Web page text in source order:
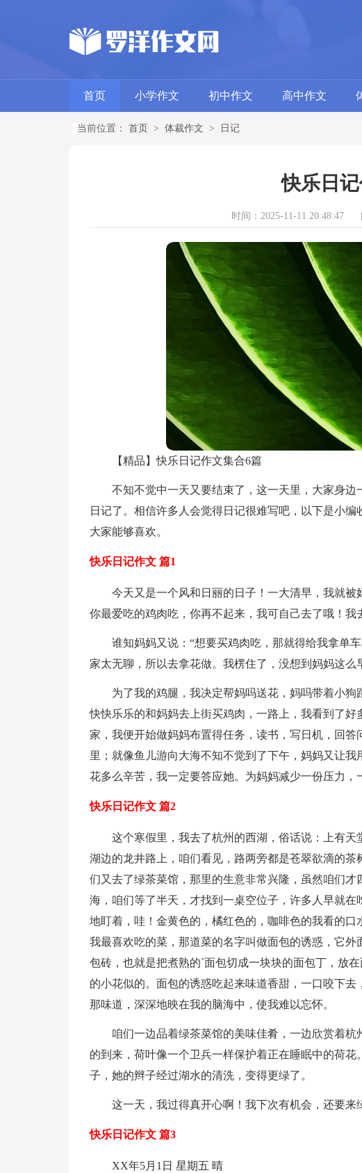
首页 小学作文 初中作文 高中作文
当前位置： 首页 > 体裁作文 > 日记
快乐日
时间：2025-11-11 20:48:47
【精品】快乐日记作文集合6篇
不知不觉中一天又要结束了，这一天里，大家身
日记了。相信许多人会觉得日记很难写吧，以下是小
大家能够喜欢。
快乐日记作文 篇1
今天又是一个风和日丽的日子！一大清早，我就
你最爱吃的鸡肉吃，你再不起来，我可自己去了哦！我
谁知妈妈又说：“想要买鸡肉吃，那就得给我拿单
家太无聊，所以去拿花做。我楞住了，没想到妈妈这么
为了我的鸡腿，我决定帮妈吗送花，妈吗带着小狗
快快乐乐的和妈妈去上街买鸡肉，一路上，我看到了
家，我便开始做妈妈布置得任务，读书，写日机，回
里；就像鱼儿游向大海不知不觉到了下午，妈妈又让
花多么辛苦，我一定要答应她。为妈妈减少一份压力，
快乐日记作文 篇2
这个寒假里，我去了杭州的西湖，俗话说：上有
湖边的龙井路上，咱们看见，路两旁都是苍翠欲滴的
们又去了绿茶菜馆，那里的生意非常兴隆，虽然咱们
海，咱们等了半天，才找到一桌空位子，许多人早就
地盯着，哇！金黄色的，橘红色的，咖啡色的我看的
我最喜欢吃的菜，那道菜的名字叫做面包的诱惑，它
包砖，也就是把煮熟的`面包切成一块块的面包丁，放
的小花似的。面包的诱惑吃起来味道香甜，一口咬下去
那味道，深深地映在我的脑海中，使我难以忘怀。
咱们一边品着绿茶菜馆的美味佳肴，一边欣赏着
的到来，荷叶像一个卫兵一样保护着正在睡眠中的荷
子，她的辫子经过湖水的清洗，变得更绿了。
这一天，我过得真开心啊！我下次有机会，还要来
快乐日记作文 篇3
XX年5月1日 星期五 晴